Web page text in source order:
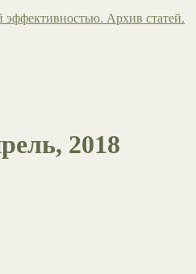
эффективностью. Архив статей.
2018